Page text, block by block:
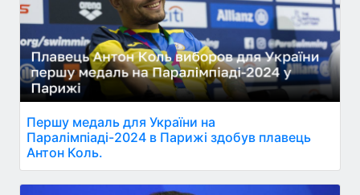
Першу медаль для України на
Паралімпіаді-2024 в Парижі здобув плавець
Антон Коль.